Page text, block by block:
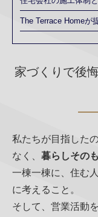
The Terrace Homeが
家づくりで後
私たちが目指した
なく、 暮らしその
一棟一棟に、住む
に考えること。
そして、営業活動